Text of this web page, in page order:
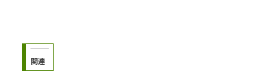
関連